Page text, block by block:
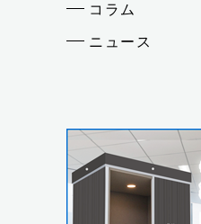
コラム
ニュース